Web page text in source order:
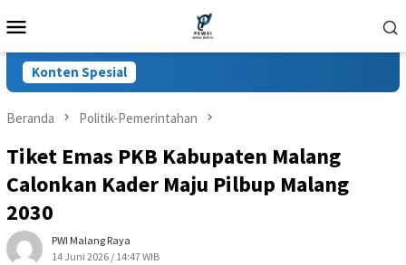
ke
Mobile
Konten Spesial
Beranda Politik-Pemerintahan
Tiket Emas PKB Kabupaten Malang
Calonkan Kader Maju Pilbup Malang
2030
PWI Malang Raya
14 Juni 2026 / 14:47 WIB